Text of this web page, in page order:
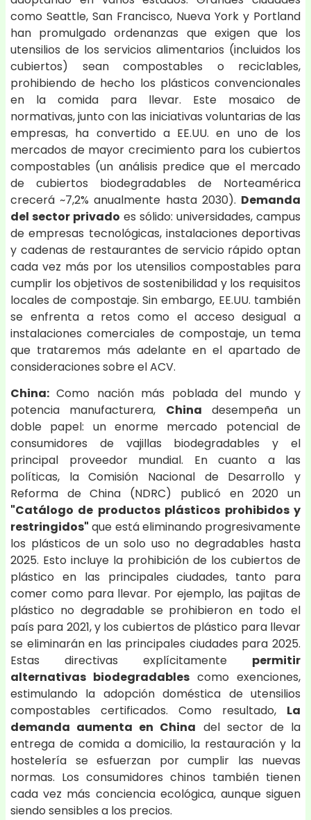
como Seattle, San Francisco, Nueva York y Portland
han promulgado ordenanzas que exigen que los
utensilios de los servicios alimentarios (incluidos los
cubiertos) sean compostables o reciclables,
prohibiendo de hecho los plásticos convencionales
en la comida para llevar. Este mosaico de
normativas, junto con las iniciativas voluntarias de las
empresas, ha convertido a EE.UU. en uno de los
mercados de mayor crecimiento para los cubiertos
compostables (un análisis predice que el mercado
de cubiertos biodegradables de Norteamérica
crecerá ~7,2% anualmente hasta 2030). Demanda
del sector privado es sólido: universidades, campus
de empresas tecnológicas, instalaciones deportivas
y cadenas de restaurantes de servicio rápido optan
cada vez más por los utensilios compostables para
cumplir los objetivos de sostenibilidad y los requisitos
locales de compostaje. Sin embargo, EE.UU. también
se enfrenta a retos como el acceso desigual a
instalaciones comerciales de compostaje, un tema
que trataremos más adelante en el apartado de
consideraciones sobre el ACV.
China: Como nación más poblada del mundo y
potencia manufacturera, China desempeña un
doble papel: un enorme mercado potencial de
consumidores de vajillas biodegradables y el
principal proveedor mundial. En cuanto a las
políticas, la Comisión Nacional de Desarrollo y
Reforma de China (NDRC) publicó en 2020 un
"Catálogo de productos plásticos prohibidos y
restringidos" que está eliminando progresivamente
los plásticos de un solo uso no degradables hasta
2025. Esto incluye la prohibición de los cubiertos de
plástico en las principales ciudades, tanto para
comer como para llevar. Por ejemplo, las pajitas de
plástico no degradable se prohibieron en todo el
país para 2021, y los cubiertos de plástico para llevar
se eliminarán en las principales ciudades para 2025.
Estas directivas explícitamente permitir
alternativas biodegradables como exenciones,
estimulando la adopción doméstica de utensilios
compostables certificados. Como resultado, La
demanda aumenta en China del sector de la
entrega de comida a domicilio, la restauración y la
hostelería se esfuerzan por cumplir las nuevas
normas. Los consumidores chinos también tienen
cada vez más conciencia ecológica, aunque siguen
siendo sensibles a los precios.